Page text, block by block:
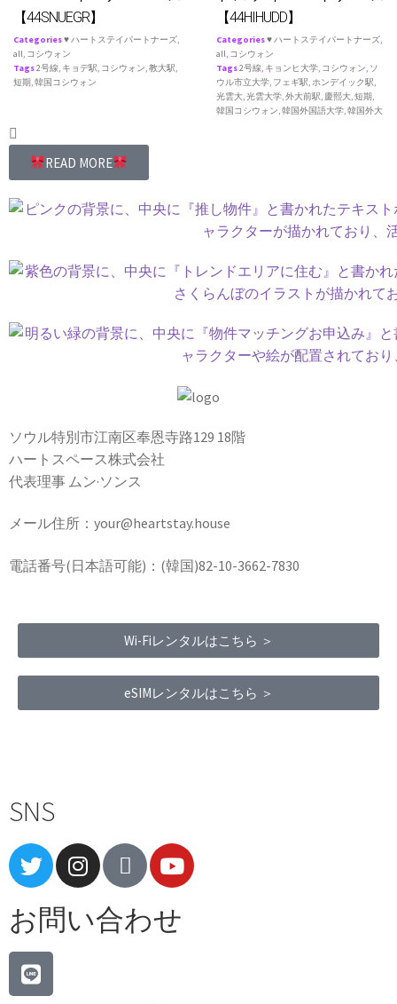
【44SNUEGR】
Categories♥ ハートステイパートナーズ,
all, コシウォン
Tags2号線, キョデ駅, コシウォン,教大駅,
短期,韓国コシウォン
【44HIHUDD】
Categories♥ ハートステイパートナーズ,
all, コシウォン
Tags2号線, キョンヒ大学, コシウォン, ソ
ウル市立大学, フェギ駅,ホンデイック駅,
光雲大,光雲大学,外大前駅, 慶熙大,短期,
韓国コシウォン,韓国外国語大学,韓国外大
READ MORE
ソウル特別市江南区奉恩寺路129 18階
ハートスペース株式会社
代表理事 ムン·ソンス
メール住所：your@heartstay.house
電話番号(日本語可能)：(韓国)82-10-3662-7830
Wi-Fiレンタルはこちら ＞
eSIMレンタルはこちら ＞
SNS
お問い合わせ